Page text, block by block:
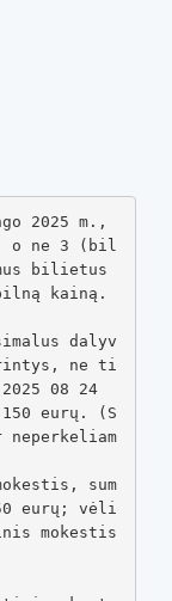
2025 m.,
o ne 3 (bil
bilietus
kainą.
dalyv
ne ti
08 24
eurų. (S
sum
eurų; vėli
mokestis